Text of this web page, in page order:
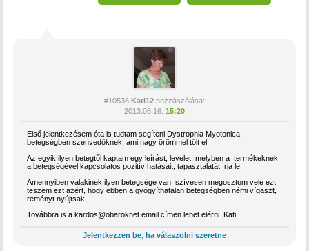
#10536 Kati12 hozzászólása:
2013.08.16. 15:20
Első jelentkezésem óta is tudtam segíteni Dystrophia Myotonica
betegségben szenvedőknek, ami nagy örömmel tölt el!
Az egyik ilyen betegtől kaptam egy leírást, levelet, melyben a termékeknek
a betegségével kapcsolatos pozitív hatásait, tapasztalatát írja le.
Amennyiben valakinek ilyen betegsége van, szívesen megosztom vele ezt,
teszem ezt azért, hogy ebben a gyógyíthatalan betegségben némi vígaszt,
reményt nyújtsak.
Továbbra is a kardos@obaroknet email címen lehet elérni. Kati
Jelentkezzen be, ha válaszolni szeretne